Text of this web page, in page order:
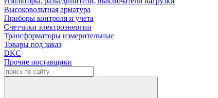
Высоковольтная арматура
Приборы контроля и учета
Счетчики электроэнергии
Трансформаторы измерительные
Товары под заказ
DKC
Прочие поставщики